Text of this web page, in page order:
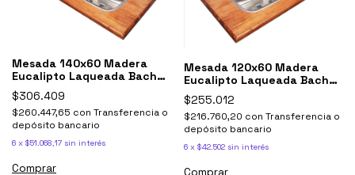
Mesada 140x60 Madera
Eucalipto Laqueada Bacha
Simple Johnson
$306.409
$260.447,65 con Transferencia o
depósito bancario
6 x $51.068,17 sin interés
Mesada 120x60 Madera
Eucalipto Laqueada Bacha
Simple Johnson
$255.012
$216.760,20 con Transferencia o
depósito bancario
6 x $42.502 sin interés